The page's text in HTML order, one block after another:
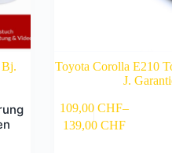
Bj.
Toyota Corolla E210
J.
109,00 CHF–
139,00 CHF
Dieses
Produkt
weist